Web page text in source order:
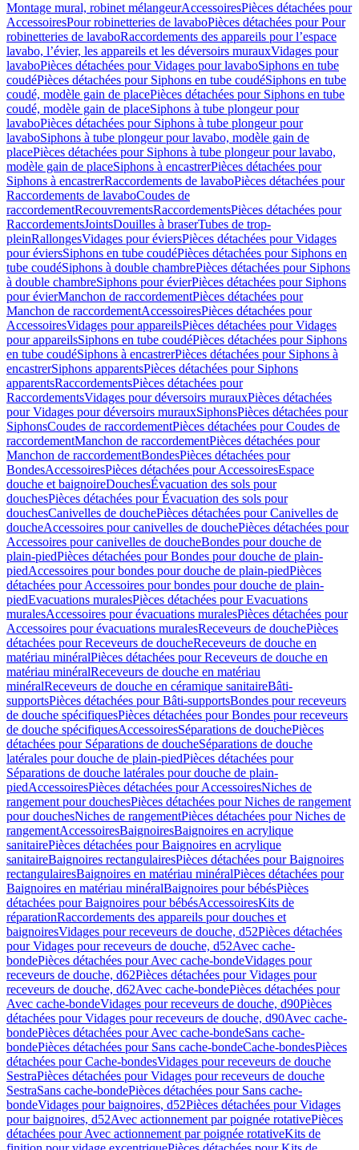
Montage mural, robinet mélangeurAccessoiresPièces détachées pour
AccessoiresPour robinetteries de lavaboPièces détachées pour Pour
robinetteries de lavaboRaccordements des appareils pour l’espace
lavabo, l’évier, les appareils et les déversoirs murauxVidages pour
lavaboPièces détachées pour Vidages pour lavaboSiphons en tube
coudéPièces détachées pour Siphons en tube coudéSiphons en tube
coudé, modèle gain de placePièces détachées pour Siphons en tube
coudé, modèle gain de placeSiphons à tube plongeur pour
lavaboPièces détachées pour Siphons à tube plongeur pour
lavaboSiphons à tube plongeur pour lavabo, modèle gain de
placePièces détachées pour Siphons à tube plongeur pour lavabo,
modèle gain de placeSiphons à encastrerPièces détachées pour
Siphons à encastrerRaccordements de lavaboPièces détachées pour
Raccordements de lavaboCoudes de
raccordementRecouvrementsRaccordementsPièces détachées pour
RaccordementsJointsDouilles à braserTubes de trop-
pleinRallongesVidages pour éviersPièces détachées pour Vidages
pour éviersSiphons en tube coudéPièces détachées pour Siphons en
tube coudéSiphons à double chambrePièces détachées pour Siphons
à double chambreSiphons pour évierPièces détachées pour Siphons
pour évierManchon de raccordementPièces détachées pour
Manchon de raccordementAccessoiresPièces détachées pour
AccessoiresVidages pour appareilsPièces détachées pour Vidages
pour appareilsSiphons en tube coudéPièces détachées pour Siphons
en tube coudéSiphons à encastrerPièces détachées pour Siphons à
encastrerSiphons apparentsPièces détachées pour Siphons
apparentsRaccordementsPièces détachées pour
RaccordementsVidages pour déversoirs murauxPièces détachées
pour Vidages pour déversoirs murauxSiphonsPièces détachées pour
SiphonsCoudes de raccordementPièces détachées pour Coudes de
raccordementManchon de raccordementPièces détachées pour
Manchon de raccordementBondesPièces détachées pour
BondesAccessoiresPièces détachées pour AccessoiresEspace
douche et baignoireDouchesÉvacuation des sols pour
douchesPièces détachées pour Évacuation des sols pour
douchesCanivelles de douchePièces détachées pour Canivelles de
doucheAccessoires pour canivelles de douchePièces détachées pour
Accessoires pour canivelles de doucheBondes pour douche de
plain-piedPièces détachées pour Bondes pour douche de plain-
piedAccessoires pour bondes pour douche de plain-piedPièces
détachées pour Accessoires pour bondes pour douche de plain-
piedEvacuations muralesPièces détachées pour Evacuations
muralesAccessoires pour évacuations muralesPièces détachées pour
Accessoires pour évacuations muralesReceveurs de douchePièces
détachées pour Receveurs de doucheReceveurs de douche en
matériau minéralPièces détachées pour Receveurs de douche en
matériau minéralReceveurs de douche en matériau
minéralReceveurs de douche en céramique sanitaireBâti-
supportsPièces détachées pour Bâti-supportsBondes pour receveurs
de douche spécifiquesPièces détachées pour Bondes pour receveurs
de douche spécifiquesAccessoiresSéparations de douchePièces
détachées pour Séparations de doucheSéparations de douche
latérales pour douche de plain-piedPièces détachées pour
Séparations de douche latérales pour douche de plain-
piedAccessoiresPièces détachées pour AccessoiresNiches de
rangement pour douchesPièces détachées pour Niches de rangement
pour douchesNiches de rangementPièces détachées pour Niches de
rangementAccessoiresBaignoiresBaignoires en acrylique
sanitairePièces détachées pour Baignoires en acrylique
sanitaireBaignoires rectangulairesPièces détachées pour Baignoires
rectangulairesBaignoires en matériau minéralPièces détachées pour
Baignoires en matériau minéralBaignoires pour bébésPièces
détachées pour Baignoires pour bébésAccessoiresKits de
réparationRaccordements des appareils pour douches et
baignoiresVidages pour receveurs de douche, d52Pièces détachées
pour Vidages pour receveurs de douche, d52Avec cache-
bondePièces détachées pour Avec cache-bondeVidages pour
receveurs de douche, d62Pièces détachées pour Vidages pour
receveurs de douche, d62Avec cache-bondePièces détachées pour
Avec cache-bondeVidages pour receveurs de douche, d90Pièces
détachées pour Vidages pour receveurs de douche, d90Avec cache-
bondePièces détachées pour Avec cache-bondeSans cache-
bondePièces détachées pour Sans cache-bondeCache-bondesPièces
détachées pour Cache-bondesVidages pour receveurs de douche
SestraPièces détachées pour Vidages pour receveurs de douche
SestraSans cache-bondePièces détachées pour Sans cache-
bondeVidages pour baignoires, d52Pièces détachées pour Vidages
pour baignoires, d52Avec actionnement par poignée rotativePièces
détachées pour Avec actionnement par poignée rotativeKits de